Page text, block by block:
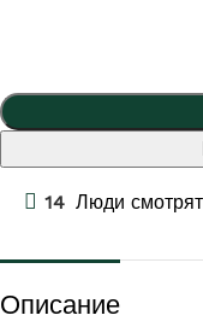
14 Люди смотрят
Описание